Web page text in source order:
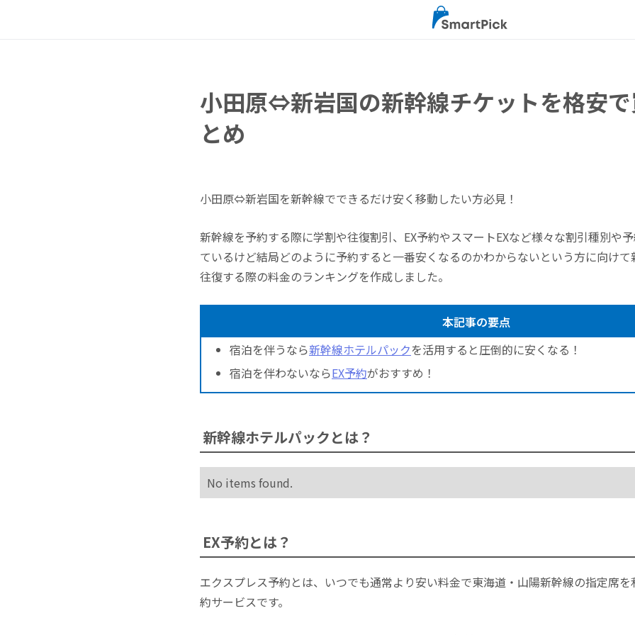
小田原⇔新岩国の新幹線チケットを格安
とめ
小田原⇔新岩国を新幹線でできるだけ安く移動したい方必見！
新幹線を予約する際に学割や往復割引、EX予約やスマートEXなど様々な割引種別や
ているけど結局どのように予約すると一番安くなるのかわからないという方に向け
往復する際の料金のランキングを作成しました。
本記事の要点
宿泊を伴うなら新幹線ホテルパックを活用すると圧倒的に安くなる！
宿泊を伴わないならEX予約がおすすめ！
新幹線ホテルパックとは？
No items found.
EX予約とは？
エクスプレス予約とは、いつでも通常より安い料金で東海道・山陽新幹線の指定席
約サービスです。